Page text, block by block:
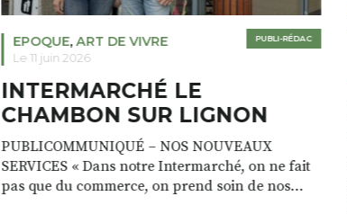
PUBLI-RÉDAC
EPOQUE,ART DE VIVRE
Le 11 juin 2026
INTERMARCHÉ LE
CHAMBON SUR LIGNON
PUBLICOMMUNIQUÉ – NOS NOUVEAUX
SERVICES « Dans notre Intermarché, on ne fait
pas que du commerce, on prend soin de nos